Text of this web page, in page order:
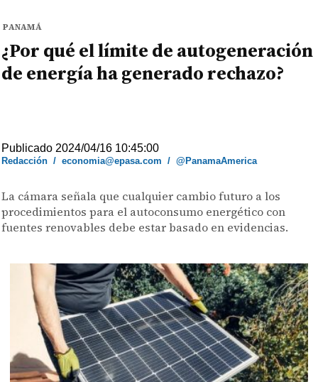
PANAMÁ
¿Por qué el límite de autogeneración
de energía ha generado rechazo?
Publicado 2024/04/16 10:45:00
Redacción /economia@epasa.com /@PanamaAmerica
La cámara señala que cualquier cambio futuro a los
procedimientos para el autoconsumo energético con
fuentes renovables debe estar basado en evidencias.